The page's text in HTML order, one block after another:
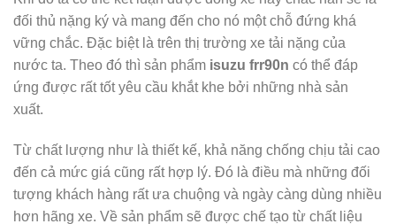
đối thủ nặng ký và mang đến cho nó một chỗ đứng khá
vững chắc. Đặc biệt là trên thị trường xe tải nặng của
nước ta. Theo đó thì sản phẩm isuzu frr90n có thể đáp
ứng được rất tốt yêu cầu khắt khe bởi những nhà sản
xuất.
Từ chất lượng như là thiết kế, khả năng chống chịu tải cao
đến cả mức giá cũng rất hợp lý. Đó là điều mà những đối
tượng khách hàng rất ưa chuộng và ngày càng dùng nhiều
hơn hãng xe. Về sản phẩm sẽ được chế tạo từ chất liệu